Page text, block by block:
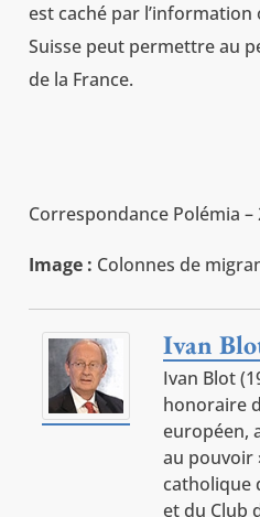
est caché par
Suisse peut permettre au
de la France.
Correspondance Polémia –
Image : Colonnes de
Ivan
Ivan Blot
honoraire
européen,
au pouvoir
catholique
et du Club